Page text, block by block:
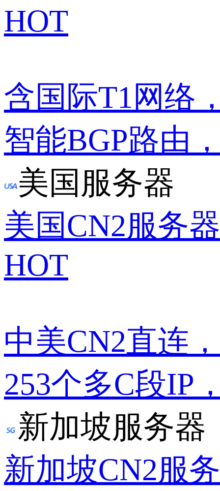
HOT
含国际T1网络
智能BGP路由
美国服务器
美国CN2服务器
HOT
中美CN2直连
253个多C段IP
新加坡服务器
新加坡CN2服